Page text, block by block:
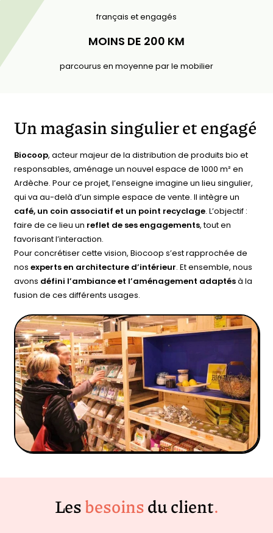
français et engagés
MOINS DE 200 KM
parcourus en moyenne par le mobilier
Un magasin singulier et engagé
Biocoop, acteur majeur de la distribution de produits bio et
responsables, aménage un nouvel espace de 1000 m² en
Ardèche. Pour ce projet, l’enseigne imagine un lieu singulier,
qui va au-delà d’un simple espace de vente. Il intègre un
café, un coin associatif et un point recyclage. L’objectif :
faire de ce lieu un reflet de ses engagements, tout en
favorisant l’interaction.
Pour concrétiser cette vision, Biocoop s’est rapprochée de
nosexperts en architecture d’intérieur. Et ensemble, nous
avons défini l’ambiance et l’aménagement adaptésà la
fusion de ces différents usages.
Lesbesoinsdu client.